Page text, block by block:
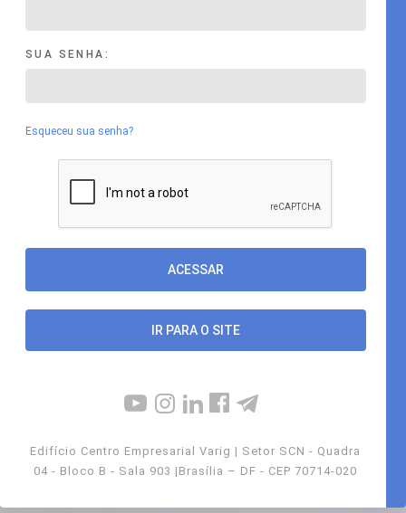
SUA SENHA:
Esqueceu sua senha?
IR PARA O SITE
Edifício Centro Empresarial Varig | Setor SCN - Quadra
04 - Bloco B - Sala 903 |Brasília – DF - CEP 70714-020